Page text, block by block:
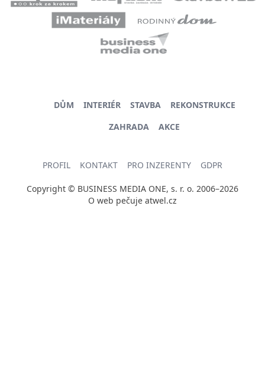
DŮM INTERIÉR STAVBA
REKONSTRUKCE
ZAHRADA
AKCE
PROFIL KONTAKT PRO INZERENTY GDPR
Copyright © BUSINESS MEDIA ONE, s. r. o. 2006–2026